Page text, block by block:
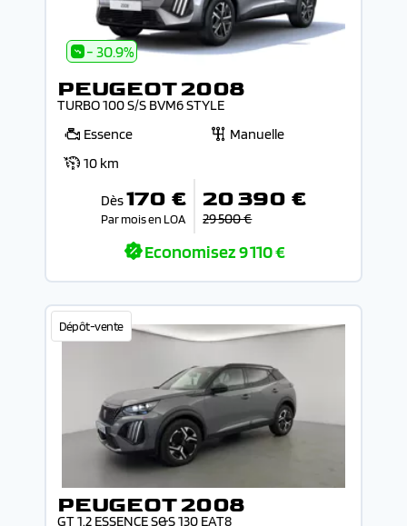
- 30.9%
PEUGEOT 2008
TURBO 100 S/S BVM6 STYLE
Essence
Manuelle
10 km
Dès170 €
Par mois en LOA
20 390 €
29 500 €
Economisez9 110 €
Dépôt-vente
PEUGEOT 2008
GT 1.2 ESSENCE S&S 130 EAT8